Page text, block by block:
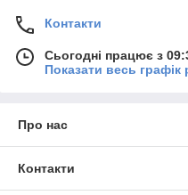
Контакти
Сьогодні працює з
Показати весь графік
Про нас
Контакти